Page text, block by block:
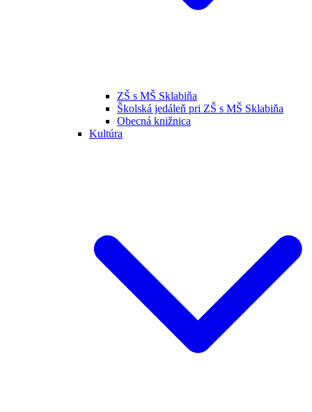
ZŠ s MŠ Sklabiňa
Školská jedáleň pri ZŠ s MŠ Sklabiňa
Obecná knižnica
Kultúra